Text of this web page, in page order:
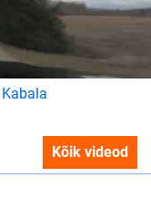
Kõik videod